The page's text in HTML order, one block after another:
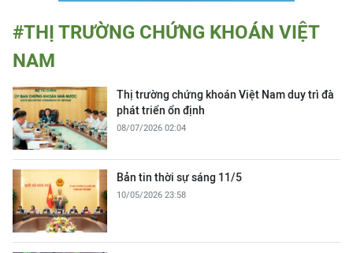
#THỊ TRƯỜNG CHỨNG KHOÁN VIỆT
NAM
Thị trường chứng khoán Việt Nam duy trì đà
phát triển ổn định
08/07/2026 02:04
Bản tin thời sự sáng 11/5
10/05/2026 23:58